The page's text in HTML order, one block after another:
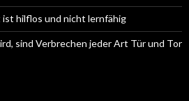
hilflos und nicht lernfähig
sind Verbrechen jeder Art Tür und Tor